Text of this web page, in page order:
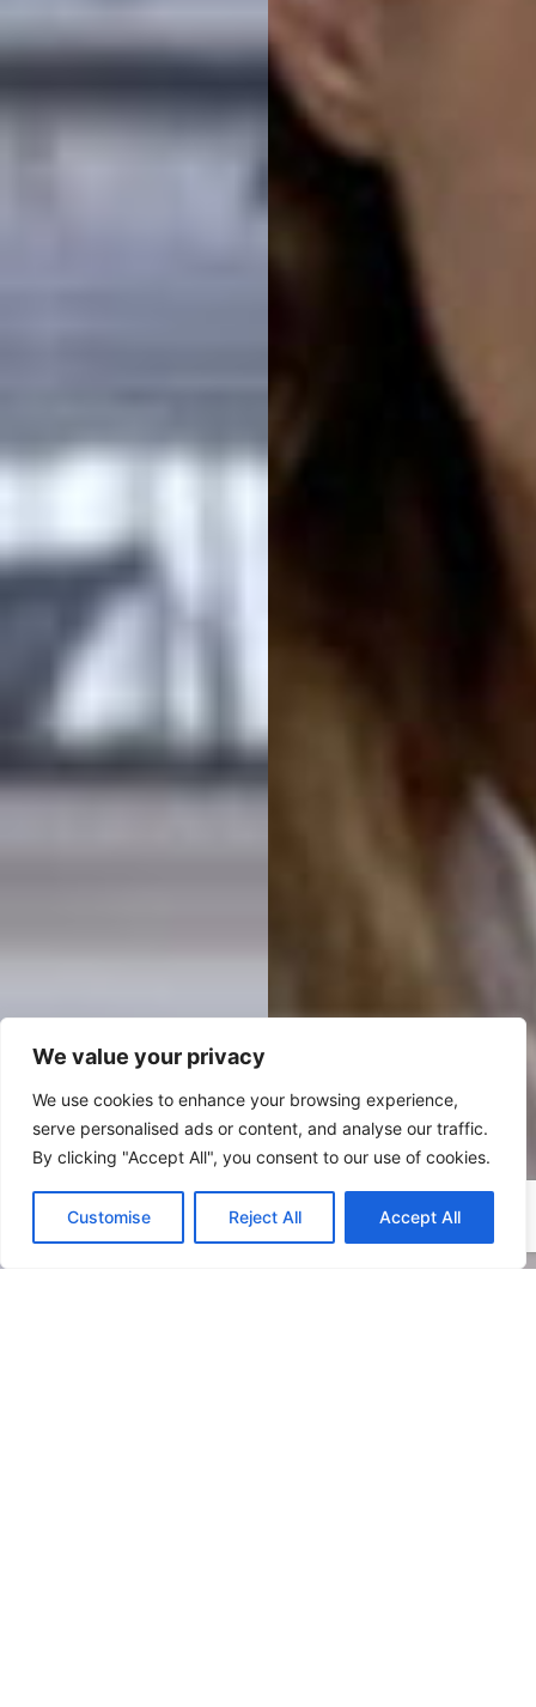
We value your privacy
We use cookies to enhance your browsing experience,
serve personalised ads or content, and analyse our traffic.
By clicking "Accept All", you consent to our use of cookies.
Customise Reject All Accept All
Select language »